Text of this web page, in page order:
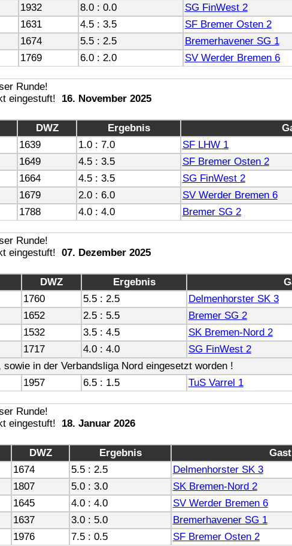
1932 8.0 : 0.0 SG FinWest 2
1631 4.5 : 3.5 SF Bremer Osten 2
1674 5.5 : 2.5 Bremerhavener SG 1
1769 6.0 : 2.0 SV Werder Bremen 6
16. November 2025
DWZ Ergebnis
1639 1.0 : 7.0 SF LHW 1
1649 4.5 : 3.5 SF Bremer Osten 2
1664 4.5 : 3.5 SG FinWest 2
1679 2.0 : 6.0 SV Werder Bremen 6
1788 4.0 : 4.0 Bremer SG 2
07. Dezember 2025
DWZ Ergebnis
1760 5.5 : 2.5 Delmenhorster SK 3
1652 2.5 : 5.5 Bremer SG 2
1532 3.5 : 4.5 SK Bremen-Nord 2
1717 4.0 : 4.0 SG FinWest 2
in der Verbandsliga Nord eingesetzt worden !
1957 6.5 : 1.5 TuS Varrel 1
18. Januar 2026
DWZ Ergebnis Gast
1674 5.5 : 2.5 Delmenhorster SK 3
1807 5.0 : 3.0 SK Bremen-Nord 2
1645 4.0 : 4.0 SV Werder Bremen 6
1637 3.0 : 5.0 Bremerhavener SG 1
1976 7.5 : 0.5 SF Bremer Osten 2